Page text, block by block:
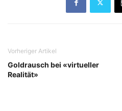
Vorheriger Artikel
Goldrausch bei «virtueller
Realität»